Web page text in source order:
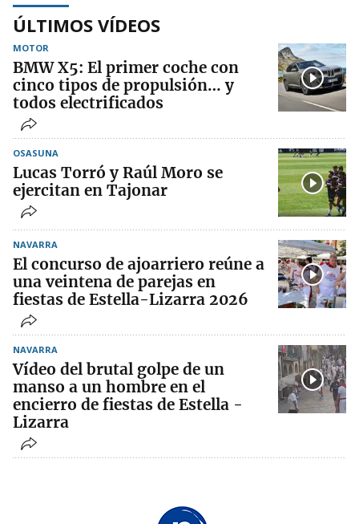
ÚLTIMOS VÍDEOS
MOTOR
BMW X5: El primer coche con
cinco tipos de propulsión… y
todos electrificados
OSASUNA
Lucas Torró y Raúl Moro se
ejercitan en Tajonar
NAVARRA
El concurso de ajoarriero reúne a
una veintena de parejas en
fiestas de Estella-Lizarra 2026
NAVARRA
Vídeo del brutal golpe de un
manso a un hombre en el
encierro de fiestas de Estella -
Lizarra